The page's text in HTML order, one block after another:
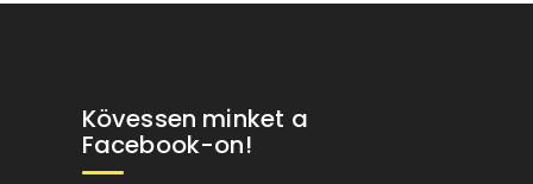
Kövessen minket a
Facebook-on!